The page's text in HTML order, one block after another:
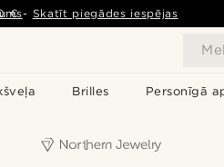
Brilles Personīgā
€ - Skatīt piegādes iespējas